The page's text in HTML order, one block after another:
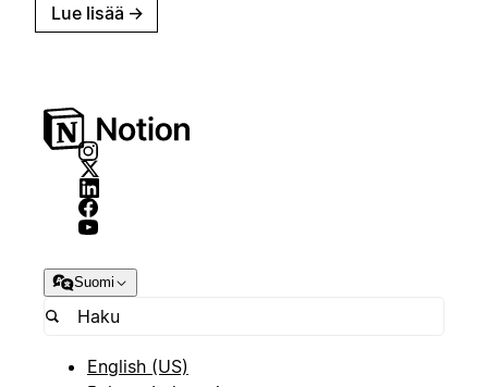
Lue lisää →
Suomi
English (US)